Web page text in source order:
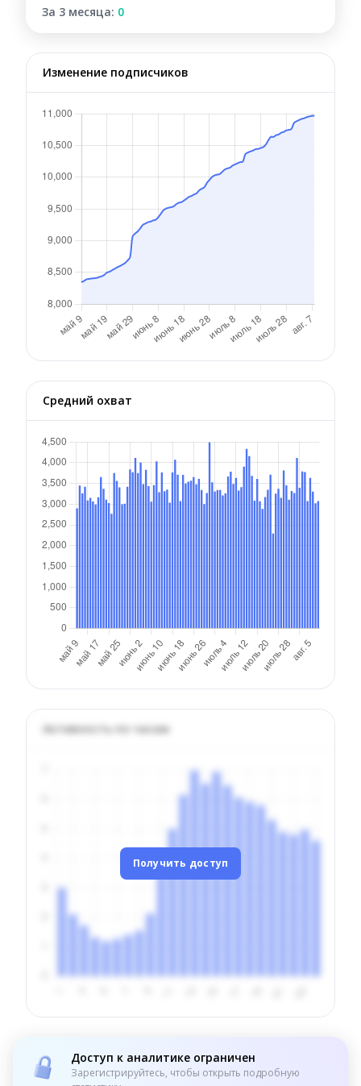
За 3 месяца: 0
Изменение подписчиков
Средний охват
Активность по часам
Получить доступ
Доступ к аналитике ограничен
Зарегистрируйтесь, чтобы открыть подробную